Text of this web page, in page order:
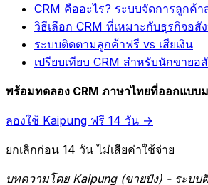
CRM คืออะไร? ระบบจัดการลูกค้
วิธีเลือก CRM ที่เหมาะกับธุรกิจอสั
ระบบติดตามลูกค้าฟรี vs เสียเงิน
เปรียบเทียบ CRM สำหรับนักขายอ
พร้อมทดลอง CRM ภาษาไทยที่ออกแบบ
ลองใช้ Kaipung ฟรี 14 วัน →
ยกเลิกก่อน 14 วัน ไม่เสียค่าใช้จ่าย
บทความโดย Kaipung (ขายปัง) - ระบ